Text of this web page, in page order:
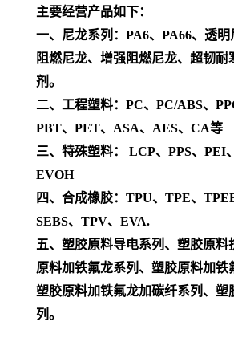
主要经营产品如下：
一、尼龙系列：PA6、PA66、透明
阻燃尼龙、增强阻燃尼龙、超韧耐
剂。
二、工程塑料：PC、PC/ABS、
PBT、PET、ASA、AES、CA等
三、特殊塑料： LCP、PPS、PEI
EVOH
四、合成橡胶：TPU、TPE、
SEBS、TPV、EVA.
五、塑胶原料导电系列、塑胶原料
原料加铁氟龙系列、塑胶原料加铁
塑胶原料加铁氟龙加碳纤系列、塑
列。